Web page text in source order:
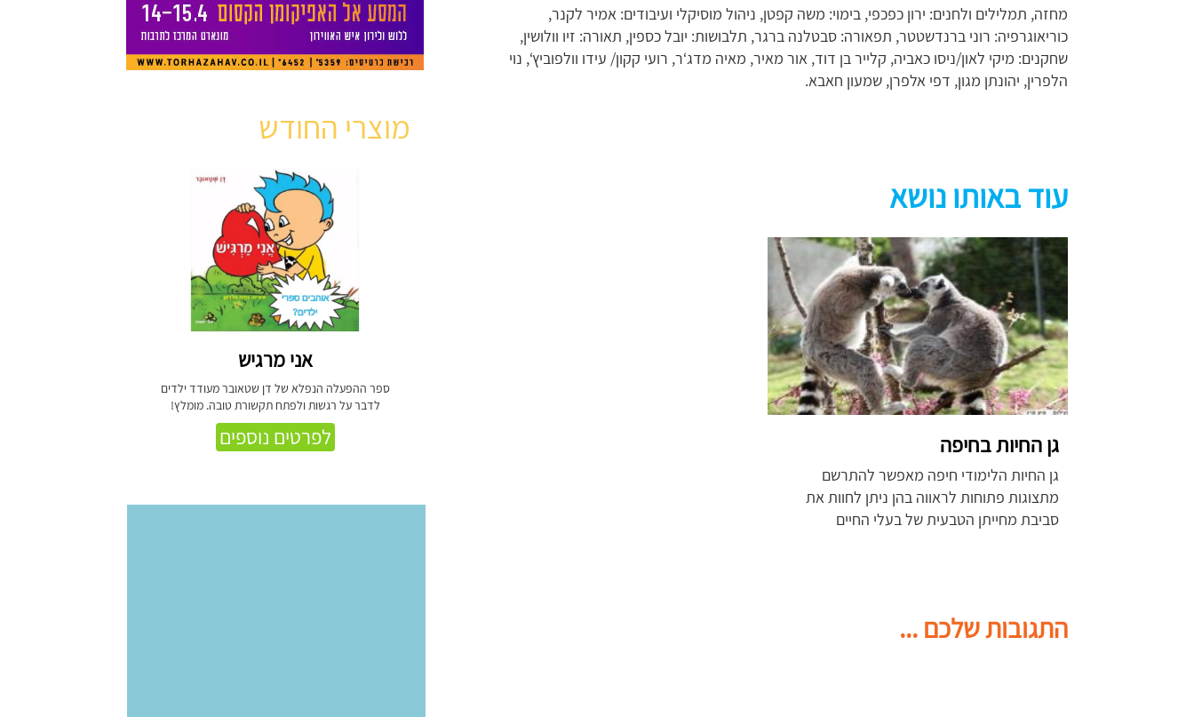
מחזה, תמלילים ולחנים: ירון כפכפי, בימוי: משה קפטן, ניהול מוסיקלי ועיבודים: אמיר לקנר,
כוריאוגרפיה: רוני ברנדשטטר, תפאורה: סבטלנה ברגר, תלבושות: יובל כספין, תאורה: זיו וולושין,
שחקנים: מיקי לאון/ניסו כאביה, קלייר בן דוד, אור מאיר, מאיה מדג‘ר, רועי קקון/ עידו וולפוביץ‘, נוי
הלפרין, יהונתן מגון, דפי אלפרן, שמעון חאבא.
עוד באותו נושא
גן החיות בחיפה
גן החיות הלימודי חיפה מאפשר להתרשם
מתצוגות פתוחות לראווה בהן ניתן לחוות את
סביבת מחייתן הטבעית של בעלי החיים
התגובות שלכם ...
מוצרי החודש
אני מרגיש
ספר ההפעלה הנפלא של דן שטאובר מעודד ילדים
לדבר על רגשות ולפתח תקשורת טובה. מומלץ!
לפרטים נוספים